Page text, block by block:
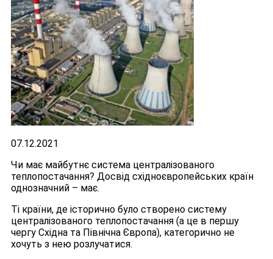
07.12.2021
Чи має майбутнє система централізованого
теплопостачання? Досвід східноєвропейських країн
однозначний – має.
Ті країни, де історично було створено систему
централізованого теплопостачання (а це в першу
чергу Східна та Північна Європа), категорично не
хочуть з нею розлучатися.